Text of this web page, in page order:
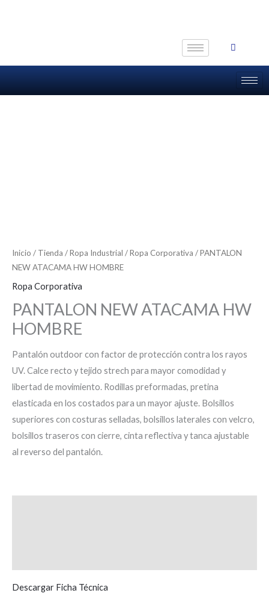
Inicio / Tienda /Ropa Industrial /Ropa Corporativa / PANTALON
NEW ATACAMA HW HOMBRE
Ropa Corporativa
PANTALON NEW ATACAMA HW
HOMBRE
Pantalón outdoor con factor de protección contra los rayos
UV. Calce recto y tejido strech para mayor comodidad y
libertad de movimiento. Rodillas preformadas, pretina
elasticada en los costados para un mayor ajuste. Bolsillos
superiores con costuras selladas, bolsillos laterales con velcro,
bolsillos traseros con cierre, cinta reflectiva y tanca ajustable
al reverso del pantalón.
Descargar Ficha Técnica